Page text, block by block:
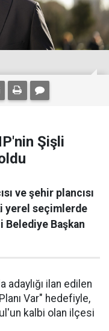
Şişli
ve şehir plancısı
yerel seçimlerde
Belediye Başkan
adaylığı ilan edilen
Var" hedefiyle,
kalbi olan ilçesi